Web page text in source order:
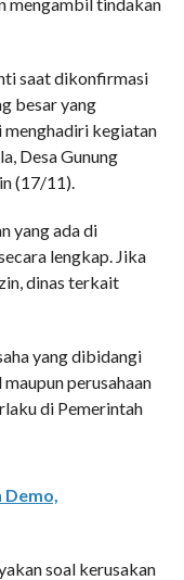
saat dikonfirmasi
besar yang
menghadiri kegiatan
Desa Gunung
(17/11).
yang ada di
lengkap. Jika
dinas terkait
yang dibidangi
perusahaan
di Pemerintah
soal kerusakan